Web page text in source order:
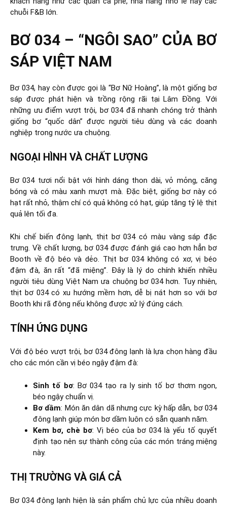
chuỗi F&B lớn.
BƠ 034 – “NGÔI SAO” CỦA BƠ
SÁP VIỆT NAM
Bơ 034, hay còn được gọi là “Bơ Nữ Hoàng”, là một giống bơ
sáp được phát hiện và trồng rộng rãi tại Lâm Đồng. Với
những ưu điểm vượt trội, bơ 034 đã nhanh chóng trở thành
giống bơ “quốc dân” được người tiêu dùng và các doanh
nghiệp trong nước ưa chuộng.
NGOẠI HÌNH VÀ CHẤT LƯỢNG
Bơ 034 tươi nổi bật với hình dáng thon dài, vỏ mỏng, căng
bóng và có màu xanh mượt mà. Đặc biệt, giống bơ này có
hạt rất nhỏ, thậm chí có quả không có hạt, giúp tăng tỷ lệ thịt
quả lên tối đa.
Khi chế biến đông lạnh, thịt bơ 034 có màu vàng sáp đặc
trưng. Về chất lượng, bơ 034 được đánh giá cao hơn hẳn bơ
Booth về độ béo và dẻo. Thịt bơ 034 không có xơ, vị béo
đậm đà, ăn rất “đã miệng”. Đây là lý do chính khiến nhiều
người tiêu dùng Việt Nam ưa chuộng bơ 034 hơn. Tuy nhiên,
thịt bơ 034 có xu hướng mềm hơn, dễ bị nát hơn so với bơ
Booth khi rã đông nếu không được xử lý đúng cách.
TÍNH ỨNG DỤNG
Với độ béo vượt trội, bơ 034 đông lạnh là lựa chọn hàng đầu
cho các món cần vị béo ngậy đậm đà:
Sinh tố bơ: Bơ 034 tạo ra ly sinh tố bơ thơm ngon,
béo ngậy chuẩn vị.
Bơ dầm: Món ăn dân dã nhưng cực kỳ hấp dẫn, bơ 034
đông lạnh giúp món bơ dầm luôn có sẵn quanh năm.
Kem bơ, chè bơ: Vị béo của bơ 034 là yếu tố quyết
định tạo nên sự thành công của các món tráng miệng
này.
THỊ TRƯỜNG VÀ GIÁ CẢ
Bơ 034 đông lạnh hiện là sản phẩm chủ lực của nhiều doanh